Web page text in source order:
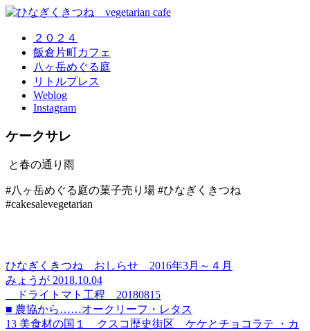
２０２４
飯倉片町カフェ
八ヶ岳めぐる庭
リトルプレス
Weblog
Instagram
ケークサレ
と春の通り雨
#八ヶ岳めぐる庭の菓子売り場 #ひなぎくきつね
#cakesalevegetarian
ひなぎくきつね おしらせ 2016年3月～４月
みょうが 2018.10.04
ドライトマト工程 20180815
■ 農協から……オークリーフ・レタス
13 美食材の国１ クスコ歴史街区 ケケとチョコラテ ・カ